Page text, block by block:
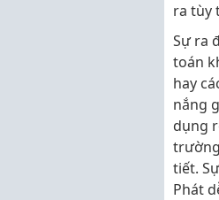
ra tùy
Sự ra
toán
hay
nắng
dụng
tiết.
Phát